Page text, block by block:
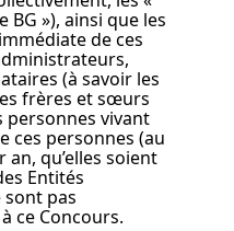
BG »), ainsi que les
de ces
(à savoir les
frères et sœurs
personnes vivant
ces personnes (au
qu’elles soient
Entités
sont pas
ce Concours.